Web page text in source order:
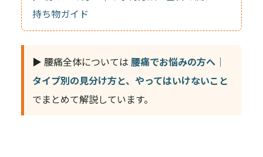
持ち物ガイド
▶ 腰痛全体については 腰痛でお悩みの方へ｜
タイプ別の見分け方と、やってはいけないこと
でまとめて解説しています。